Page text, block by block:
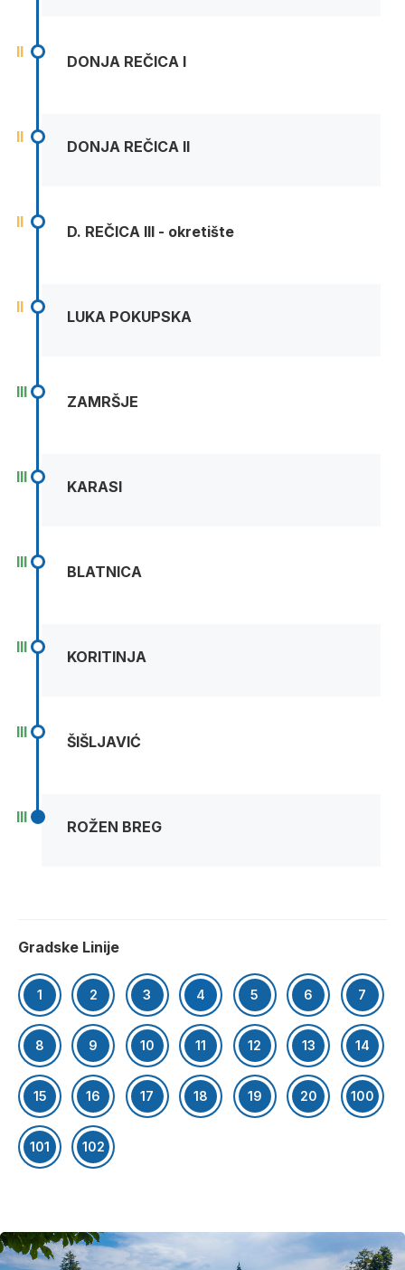
II
DONJA REČICA I
II
DONJA REČICA II
II
D. REČICA III - okretište
II
LUKA POKUPSKA
III
ZAMRŠJE
III
KARASI
III
BLATNICA
III
KORITINJA
III
ŠIŠLJAVIĆ
III
ROŽEN BREG
Gradske Linije
1 2 3 4 5 6 7
8 9 10 11 12 13 14
15 16 17 18 19 20 100
101 102